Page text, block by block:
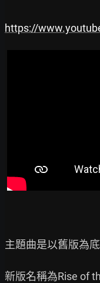
https://
主題曲是以舊版為
新版名稱為Rise of